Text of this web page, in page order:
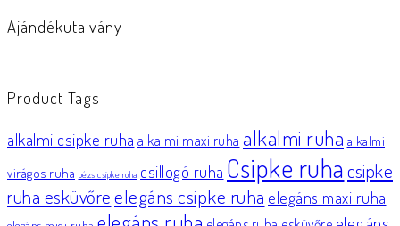
Ajándékutalvány
Product Tags
alkalmi csipke ruha alkalmi maxi ruha alkalmi ruha alkalmi
virágos ruha bézs csipke ruha csillogó ruha Csipke ruhacsipke
ruha esküvőreelegáns csipke ruha elegáns maxi ruha